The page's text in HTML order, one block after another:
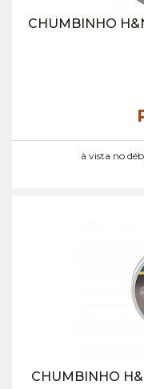
CHUMBINHO
à vista no
CHUMBINHO